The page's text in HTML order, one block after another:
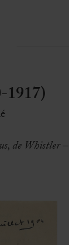
de Whistler –